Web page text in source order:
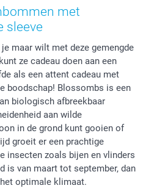
met
sleeve
maar wilt met deze gemengde
ze cadeau doen aan een
als een attent cadeau met
boodschap! Blossombs is een
biologisch afbreekbaar
aan wilde
in de grond kunt gooien of
groeit er een prachtige
insecten zoals bijen en vlinders
is van maart tot september, dan
optimale klimaat.